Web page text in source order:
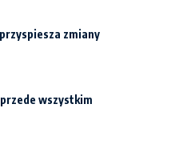
zmiany
wszystkim